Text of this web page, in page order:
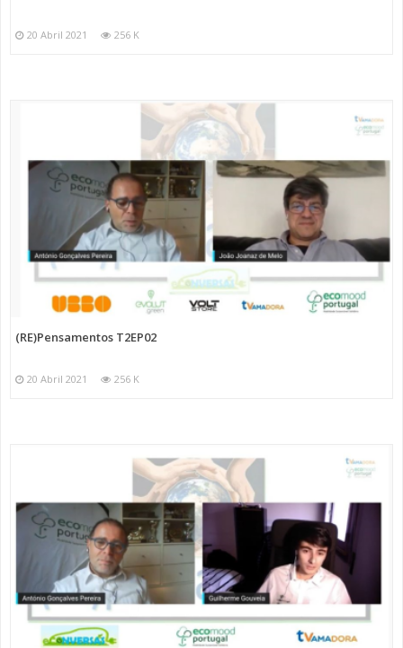
20 Abril 2021 256 K
(RE)Pensamentos T2EP02
20 Abril 2021 256 K